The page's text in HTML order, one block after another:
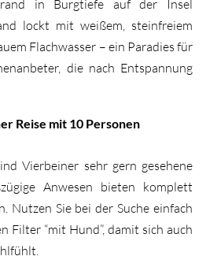
in Burgtiefe auf der Insel
lockt mit weißem, steinfreiem
Flachwasser – ein Paradies für
die nach Entspannung
Reise mit 10 Personen
Vierbeiner sehr gern gesehene
Anwesen bieten komplett
Nutzen Sie bei der Suche einfach
Filter “mit Hund”, damit sich auch